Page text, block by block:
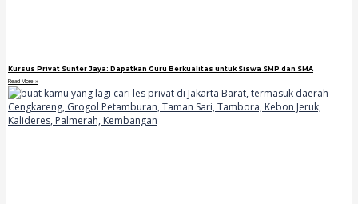
Kursus Privat Sunter Jaya: Dapatkan Guru Berkualitas untuk Siswa SMP dan SMA
Read More »